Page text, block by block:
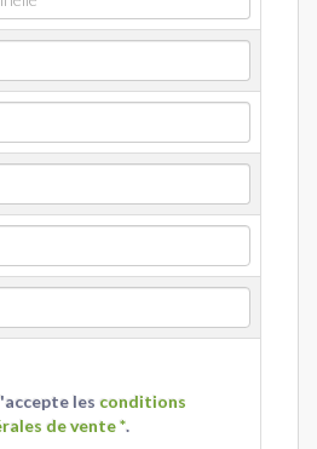
les conditions
de vente *.